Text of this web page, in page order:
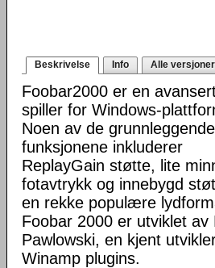
Beskrivelse Info Alle versjoner
Foobar2000 er en
spiller for Windows-
Noen av de grunnleggende
funksjonene inkluderer
ReplayGain støtte, lite
fotavtrykk og innebygd
en rekke populære
Foobar 2000 er utviklet av
Pawlowski, en kjent
Winamp plugins.